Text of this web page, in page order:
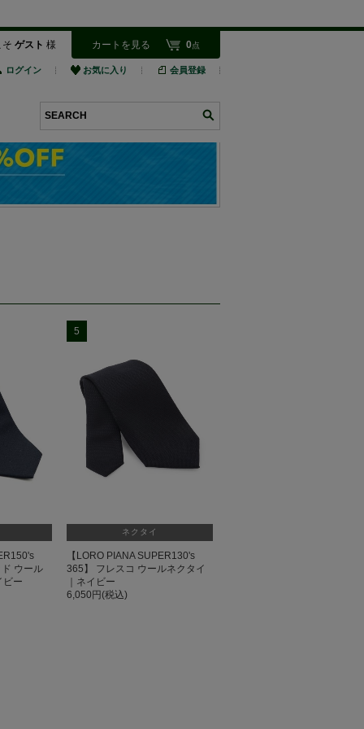
そ ゲスト 様 カートを見る 0点
ログイン お気に入り 会員登録
ウール
ビー
5
ネクタイ
【LORO PIANA SUPER130's
365】 フレスコ ウールネクタイ
｜ネイビー
6,050円(税込)